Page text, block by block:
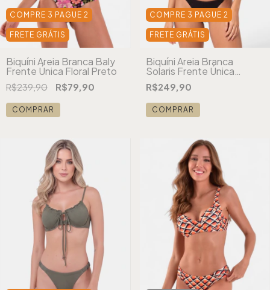
COMPRE 3 PAGUE 2
FRETE GRÁTIS
Biquíni Areia Branca Baly
Frente Única Floral Preto
R$239,90 R$79,90
COMPRAR
COMPRE 3 PAGUE 2
FRETE GRÁTIS
Biquíni Areia Branca
Solaris Frente Única
Textura Preto
R$249,90
COMPRAR